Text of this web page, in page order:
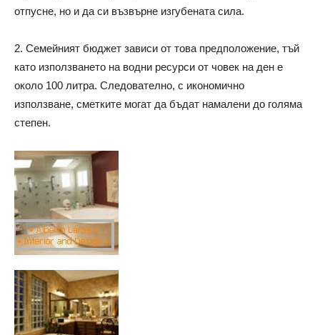
отпусне, но и да си възвърне изгубената сила.
2. Семейният бюджет зависи от това предположение, тъй
като използването на водни ресурси от човек на ден е
около 100 литра. Следователно, с икономично
използване, сметките могат да бъдат намалени до голяма
степен.